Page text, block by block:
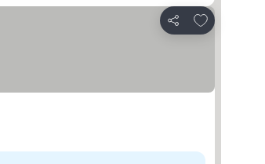
Partilhar
Adicionar